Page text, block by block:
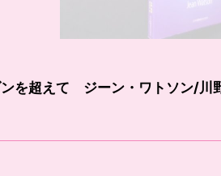
を超えて ジーン・ワトソン/川